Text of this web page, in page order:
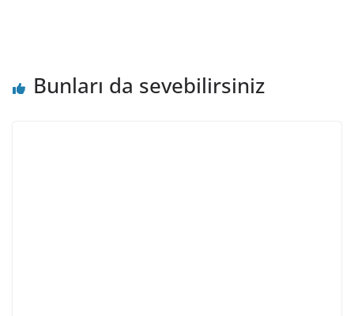
Bunları da sevebilirsiniz